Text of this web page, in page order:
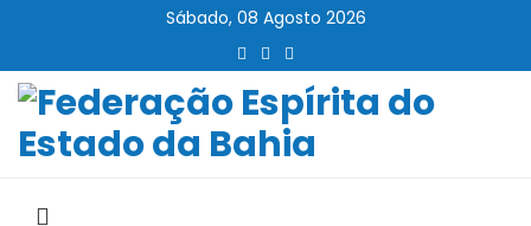
Sábado, 08 Agosto 2026